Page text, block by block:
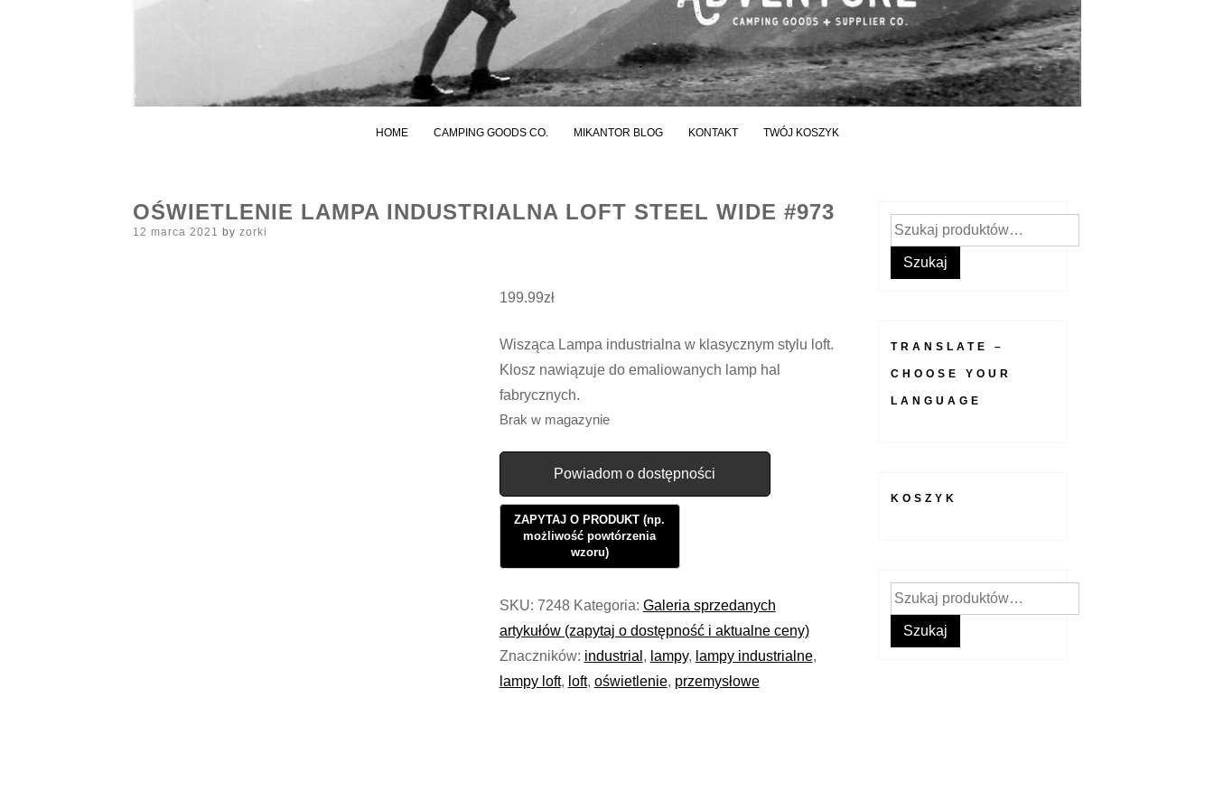
HOME CAMPING GOODS CO. MIKANTOR BLOG KONTAKT TWÓJ KOSZYK
OŚWIETLENIE LAMPA INDUSTRIALNA LOFT STEEL WIDE #973
Posted
12 marca 2021 by zorki
199.99zł
Wisząca Lampa industrialna w klasycznym stylu loft.
Klosz nawiązuje do emaliowanych lamp hal
fabrycznych.
Brak w magazynie
Powiadom o dostępności
SKU: 7248 Kategoria: Galeria sprzedanych
artykułów (zapytaj o dostępność i aktualne ceny)
Znaczników: industrial , lampy, lampy industrialne,
lampy loft, loft, oświetlenie, przemysłowe
Szukaj:
Szukaj
TRANSLATE –
CHOOSE YOUR
LANGUAGE
KOSZYK
Szukaj:
Szukaj